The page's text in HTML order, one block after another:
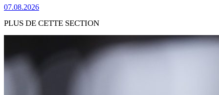
07.08.2026
PLUS DE CETTE SECTION